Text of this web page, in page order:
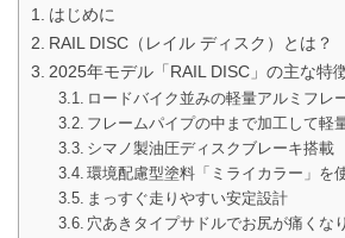
はじめに
RAIL DISC（レイル ディスク）とは？
2025年モデル「RAIL DISC」の主な特
ロードバイク並みの軽量アルミフレ
フレームパイプの中まで加工して軽
シマノ製油圧ディスクブレーキ搭載
環境配慮型塗料「ミライカラー」を
まっすぐ走りやすい安定設計
穴あきタイプサドルでお尻が痛くな